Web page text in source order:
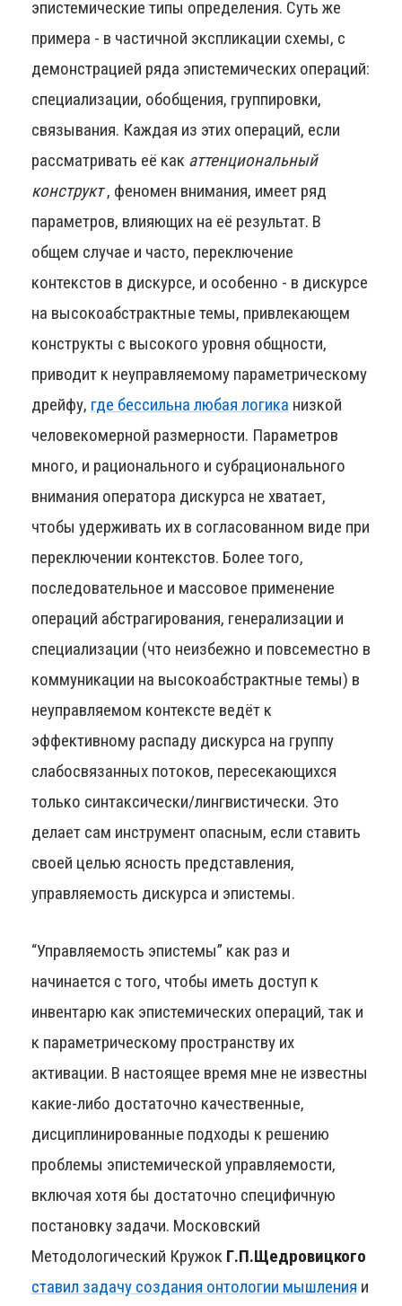
эпистемические типы определения. Суть же
примера - в частичной экспликации схемы, с
демонстрацией ряда эпистемических операций:
специализации, обобщения, группировки,
связывания. Каждая из этих операций, если
рассматривать её как аттенциональный
конструкт, феномен внимания, имеет ряд
параметров, влияющих на её результат. В
общем случае и часто, переключение
контекстов в дискурсе, и особенно - в дискурсе
на высокоабстрактные темы, привлекающем
конструкты с высокого уровня общности,
приводит к неуправляемому параметрическому
дрейфу, где бессильна любая логика низкой
человекомерной размерности. Параметров
много, и рационального и субрационального
внимания оператора дискурса не хватает,
чтобы удерживать их в согласованном виде при
переключении контекстов. Более того,
последовательное и массовое применение
операций абстрагирования, генерализации и
специализации (что неизбежно и повсеместно в
коммуникации на высокоабстрактные темы) в
неуправляемом контексте ведёт к
эффективному распаду дискурса на группу
слабосвязанных потоков, пересекающихся
только синтаксически/лингвистически. Это
делает сам инструмент опасным, если ставить
своей целью ясность представления,
управляемость дискурса и эпистемы.
“Управляемость эпистемы” как раз и
начинается с того, чтобы иметь доступ к
инвентарю как эпистемических операций, так и
к параметрическому пространству их
активации. В настоящее время мне не известны
какие-либо достаточно качественные,
дисциплинированные подходы к решению
проблемы эпистемической управляемости,
включая хотя бы достаточно специфичную
постановку задачи. Московский
Методологический Кружок Г.П.Щедровицкого
ставил задачу создания онтологии мышления и